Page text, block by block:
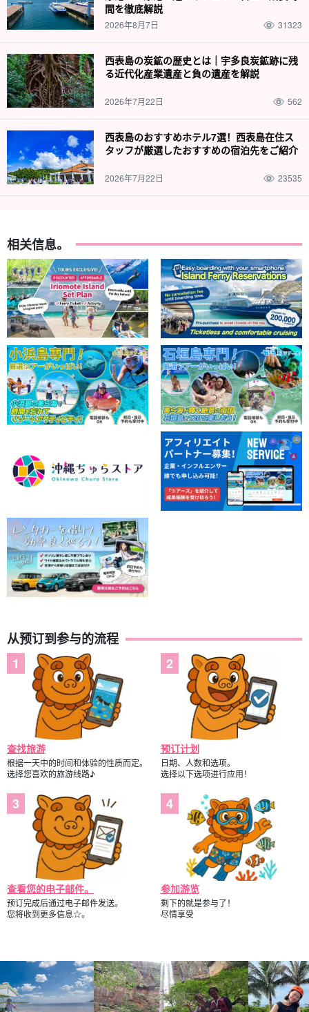
免费照片数据礼物
在游览过程中，导游将免费为您拍照并提供数据。
导游提供良好的支持。
导游都是水上救生员资格。我们有我们会缓慢而仔细地为您讲解，
因此欢迎小孩子和游泳水平较差的人加入我们！
間を徹底解説
2026年8月7日 31323
西表島の炭鉱の歴史とは｜宇多良炭鉱跡に残
る近代化産業遺産と負の遺産を解説
2026年7月22日 562
西表島のおすすめホテル7選！西表島在住ス
タッフが厳選したおすすめの宿泊先をご紹介
2026年7月22日 23535
相关信息。
从预订到参与的流程
查找旅游
根据一天中的时间和体验的性质而定。
选择您喜欢的旅游线路♪
预订计划
日期、人数和选项。
选择以下选项进行应用！
查看您的电子邮件。
预订完成后通过电子邮件发送。
您将收到更多信息☆。
参加游览
剩下的就是参与了！
尽情享受